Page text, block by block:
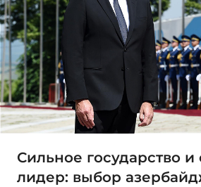
Сильное государство
лидер: выбор